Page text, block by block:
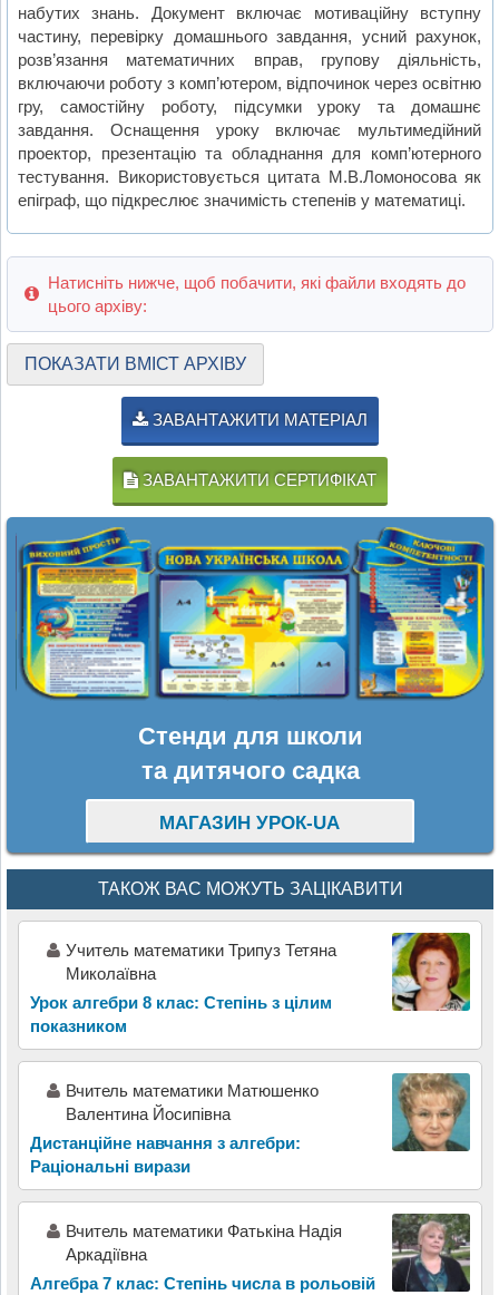
набутих знань. Документ включає мотиваційну вступну
частину, перевірку домашнього завдання, усний рахунок,
розв’язання математичних вправ, групову діяльність,
включаючи роботу з комп’ютером, відпочинок через освітню
гру, самостійну роботу, підсумки уроку та домашнє
завдання. Оснащення уроку включає мультимедійний
проектор, презентацію та обладнання для комп’ютерного
тестування. Використовується цитата М.В.Ломоносова як
епіграф, що підкреслює значимість степенів у математиці.
Натисніть нижче, щоб побачити, які файли входять до
цього архіву:
ПОКАЗАТИ ВМІСТ АРХІВУ
ЗАВАНТАЖИТИ МАТЕРІАЛ
ЗАВАНТАЖИТИ СЕРТИФІКАТ
Стенди для школи
та дитячого садка
МАГАЗИН УРОК-UA
ТАКОЖ ВАС МОЖУТЬ ЗАЦІКАВИТИ
Учитель математики Трипуз Тетяна
Миколаївна
Урок алгебри 8 клас: Степінь з цілим
показником
Вчитель математики Матюшенко
Валентина Йосипівна
Дистанційне навчання з алгебри:
Раціональні вирази
Вчитель математики Фатькіна Надія
Аркадіївна
Алгебра 7 клас: Степінь числа в рольовій